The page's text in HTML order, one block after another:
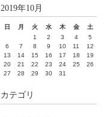
2019年10月
日 月 火 水 木 金
土
1
2 3 4
5
6
7 8 9 10 11
12
13
14 15 16 17 18
19
20
21 22 23 24 25
26
27
28 29 30 31
カテゴリ